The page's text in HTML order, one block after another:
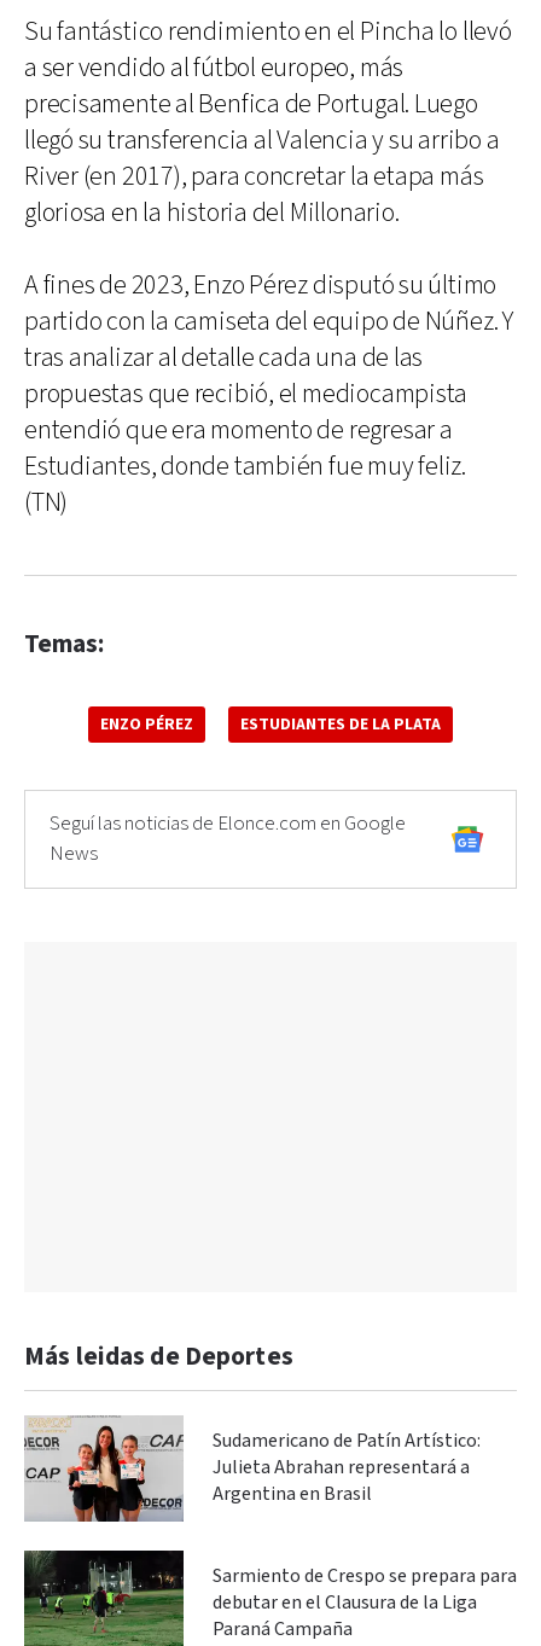
Su fantástico rendimiento en el Pincha lo llevó
a ser vendido al fútbol europeo, más
precisamente al Benfica de Portugal. Luego
llegó su transferencia al Valencia y su arribo a
River (en 2017), para concretar la etapa más
gloriosa en la historia del Millonario.
A fines de 2023, Enzo Pérez disputó su último
partido con la camiseta del equipo de Núñez. Y
tras analizar al detalle cada una de las
propuestas que recibió, el mediocampista
entendió que era momento de regresar a
Estudiantes, donde también fue muy feliz.
(TN)
Temas:
ENZO PÉREZ ESTUDIANTES DE LA PLATA
Seguí las noticias de Elonce.com en Google
News
Más leidas de Deportes
Sudamericano de Patín Artístico:
Julieta Abrahan representará a
Argentina en Brasil
Sarmiento de Crespo se prepara para
debutar en el Clausura de la Liga
Paraná Campaña